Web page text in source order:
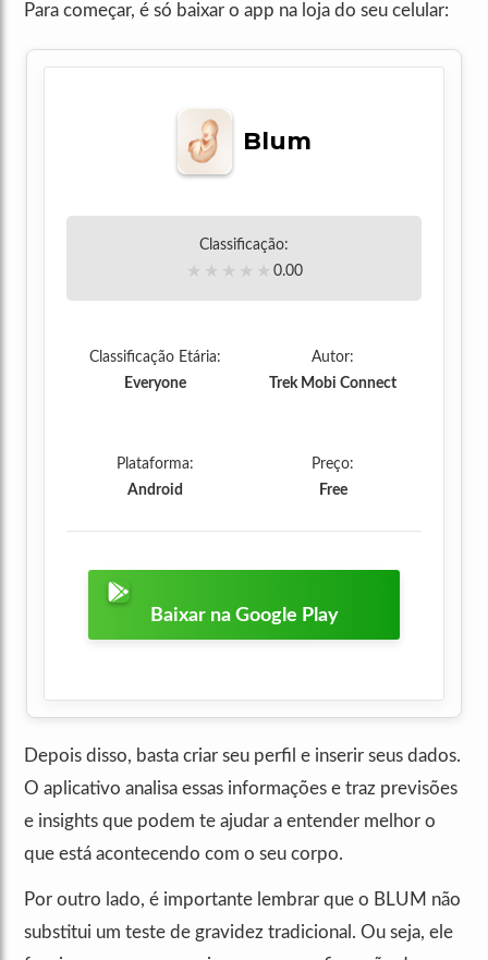
Para começar, é só baixar o app na loja do seu celular:
Blum
Classificação:
★ ★ ★ ★ ★ 0.00
Classificação Etária:
Everyone
Autor:
Trek Mobi Connect
Plataforma:
Android
Preço:
Free
Baixar na Google Play
Depois disso, basta criar seu perfil e inserir seus dados.
O aplicativo analisa essas informações e traz previsões
e insights que podem te ajudar a entender melhor o
que está acontecendo com o seu corpo.
Por outro lado, é importante lembrar que o BLUM não
substitui um teste de gravidez tradicional. Ou seja, ele